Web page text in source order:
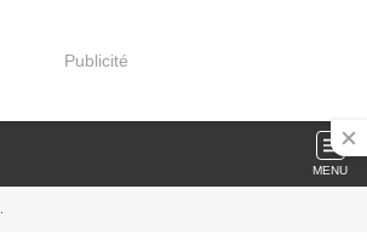
Publicité
MENU